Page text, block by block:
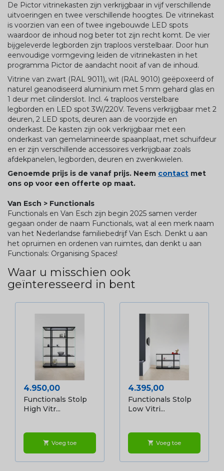
De Pictor vitrinekasten zijn verkrijgbaar in vijf verschillende
uitvoeringen en twee verschillende hoogtes. De vitrinekast
is voorzien van een of twee ingebouwde LED spots
waardoor de inhoud nog beter tot zijn recht komt. De vier
bijgeleverde legborden zijn traploos verstelbaar. Door hun
eenvoudige vormgeving leiden de vitrinekasten in het
programma Pictor de aandacht nooit af van de inhoud.
Vitrine van zwart (RAL 9011), wit (RAL 9010) geëpoxeerd of
naturel geanodiseerd aluminium met 5 mm gehard glas en
1 deur met cilinderslot. Incl. 4 traploos verstelbare
legborden en LED spot 3W/220V. Tevens verkrijgbaar met 2
deuren, 2 LED spots, deuren aan de voorzijde en
onderkast. De kasten zijn ook verkrijgbaar met een
onderkast van gemelamineerde spaanplaat, met schuifdeur
en er zijn verschillende accessoires verkrijgbaar zoals
afdekpanelen, legborden, deuren en zwenkwielen.
Genoemde prijs is de vanaf prijs. Neem contact met
ons op voor een offerte op maat.
Van Esch > Functionals
Functionals en Van Esch zijn begin 2025 samen verder
gegaan onder de naam Functionals, wat al een merk naam
van het Nederlandse familiebedrijf Van Esch. Denkt u aan
het opruimen en ordenen van ruimtes, dan denkt u aan
Functionals: Organising Spaces!
Waar u misschien ook
geïnteresseerd in bent
Prijs
4.950,00
Functionals Stolp
High Vitr...
shopping_cart Voeg toe
Prijs
4.395,00
Functionals Stolp
Low Vitri...
shopping_cart Voeg toe